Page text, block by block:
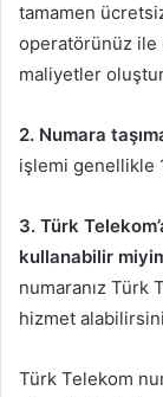
tamamen
operatörünüz ile
maliyetler
2. Numara
işlemi genellikle
3. Türk
kullanabilir
numaranız Türk
hizmet
Türk Telekom